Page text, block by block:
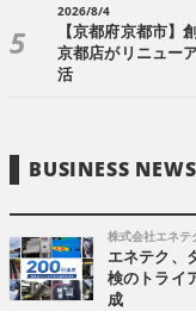
2026/8/4
【京都府京都市】
京都店がリニュー
活
BUSINESS NEWS
株式会社エネテ
エネテク、
検のトライ
成